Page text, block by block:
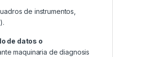
de instrumentos,
de datos o
maquinaria de diagnosis